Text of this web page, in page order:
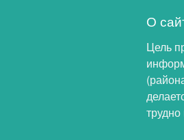
О
Цель